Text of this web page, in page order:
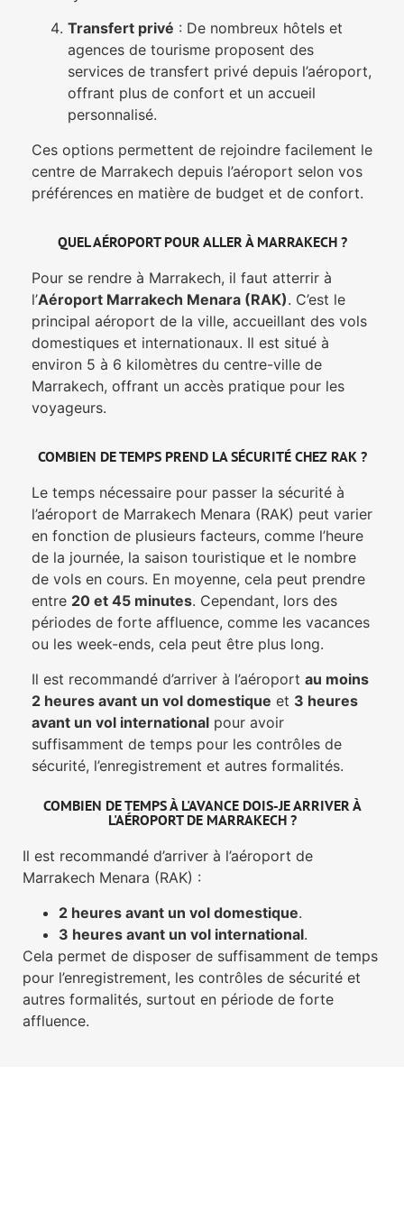
Transfert privé : De nombreux hôtels et
agences de tourisme proposent des
services de transfert privé depuis l’aéroport,
offrant plus de confort et un accueil
personnalisé.
Ces options permettent de rejoindre facilement le
centre de Marrakech depuis l’aéroport selon vos
préférences en matière de budget et de confort.
QUEL AÉROPORT POUR ALLER À MARRAKECH ?
Pour se rendre à Marrakech, il faut atterrir à
l’Aéroport Marrakech Menara (RAK). C’est le
principal aéroport de la ville, accueillant des vols
domestiques et internationaux. Il est situé à
environ 5 à 6 kilomètres du centre-ville de
Marrakech, offrant un accès pratique pour les
voyageurs.
COMBIEN DE TEMPS PREND LA SÉCURITÉ CHEZ RAK ?
Le temps nécessaire pour passer la sécurité à
l’aéroport de Marrakech Menara (RAK) peut varier
en fonction de plusieurs facteurs, comme l’heure
de la journée, la saison touristique et le nombre
de vols en cours. En moyenne, cela peut prendre
entre 20 et 45 minutes. Cependant, lors des
périodes de forte affluence, comme les vacances
ou les week-ends, cela peut être plus long.
Il est recommandé d’arriver à l’aéroport au moins
2 heures avant un vol domestique et 3 heures
avant un vol international pour avoir
suffisamment de temps pour les contrôles de
sécurité, l’enregistrement et autres formalités.
COMBIEN DE TEMPS À L'AVANCE DOIS-JE ARRIVER À
L'AÉROPORT DE MARRAKECH ?
Il est recommandé d’arriver à l’aéroport de
Marrakech Menara (RAK) :
2 heures avant un vol domestique.
3 heures avant un vol international.
Cela permet de disposer de suffisamment de temps
pour l’enregistrement, les contrôles de sécurité et
autres formalités, surtout en période de forte
affluence.